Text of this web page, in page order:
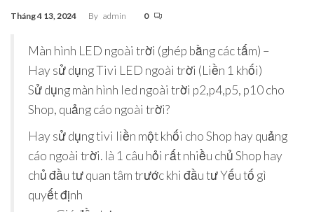
Tháng 4 13, 2024 By admin 0
Màn hình LED ngoài trời (ghép bằng các tấm) –
Hay sử dụng Tivi LED ngoài trời (Liền 1 khối)
Sử dụng màn hình led ngoài trời p2,p4,p5, p10 cho
Shop, quảng cáo ngoài trời?
Hay sử dụng tivi liền một khối cho Shop hay quảng
cáo ngoài trời. là 1 câu hỏi rất nhiều chủ Shop hay
chủ đầu tư quan tâm trước khi đầu tư Yếu tố gì
quyết định